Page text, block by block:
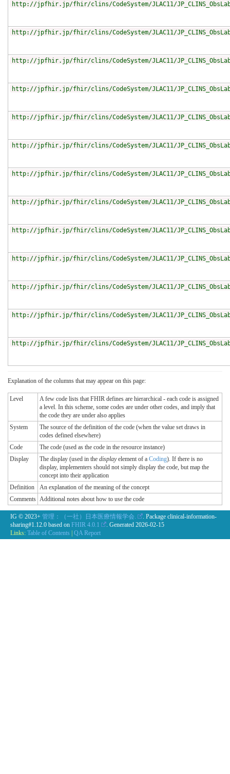
http://jpfhir.jp/fhir/clins/CodeSystem/JLAC11/
http://jpfhir.jp/fhir/clins/CodeSystem/JLAC11/
http://jpfhir.jp/fhir/clins/CodeSystem/JLAC11/
http://jpfhir.jp/fhir/clins/CodeSystem/JLAC11/
http://jpfhir.jp/fhir/clins/CodeSystem/JLAC11/
http://jpfhir.jp/fhir/clins/CodeSystem/JLAC11/
http://jpfhir.jp/fhir/clins/CodeSystem/JLAC11/
http://jpfhir.jp/fhir/clins/CodeSystem/JLAC11/
http://jpfhir.jp/fhir/clins/CodeSystem/JLAC11/
http://jpfhir.jp/fhir/clins/CodeSystem/JLAC11/
http://jpfhir.jp/fhir/clins/CodeSystem/JLAC11/
http://jpfhir.jp/fhir/clins/CodeSystem/JLAC11/
http://jpfhir.jp/fhir/clins/CodeSystem/JLAC11/
Explanation of the columns that may appear on this page:
Level
A few code lists that FHIR defines are hierarchical - each code is assigned
a level. In this scheme, some codes are under other codes, and imply that
the code they are under also applies
System
The source of the definition of the code (when the value set draws in
codes defined elsewhere)
Code
The code (used as the code in the resource instance)
Display
The display (used in the displayelement of a Coding). If there is no
display, implementers should not simply display the code, but map the
concept into their application
Definition
An explanation of the meaning of the concept
Comments Additional notes about how to use the code
IG © 2023+ 管理：（一社）日本医療情報学会.
. Package clinical-information-
sharing#1.12.0 based on FHIR 4.0.1 . Generated 2026-02-15
Links: Table of Contents QA Report